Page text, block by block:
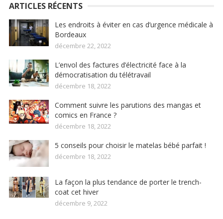
ARTICLES RÉCENTS
Les endroits à éviter en cas d’urgence médicale à
Bordeaux
décembre 22, 2022
L’envol des factures d’électricité face à la
démocratisation du télétravail
décembre 18, 2022
Comment suivre les parutions des mangas et
comics en France ?
décembre 18, 2022
5 conseils pour choisir le matelas bébé parfait !
décembre 18, 2022
La façon la plus tendance de porter le trench-
coat cet hiver
décembre 9, 2022